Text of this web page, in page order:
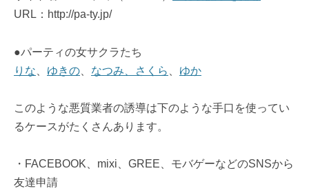
URL：http://pa-ty.jp/
●パーティの女サクラたち
りな
ゆきの なつみ、さくら ゆか
このような悪質業者の誘導は下のような手口を使ってい
るケースがたくさんあります。
・FACEBOOK、mixi、GREE、モバゲーなどのSNSから
友達申請